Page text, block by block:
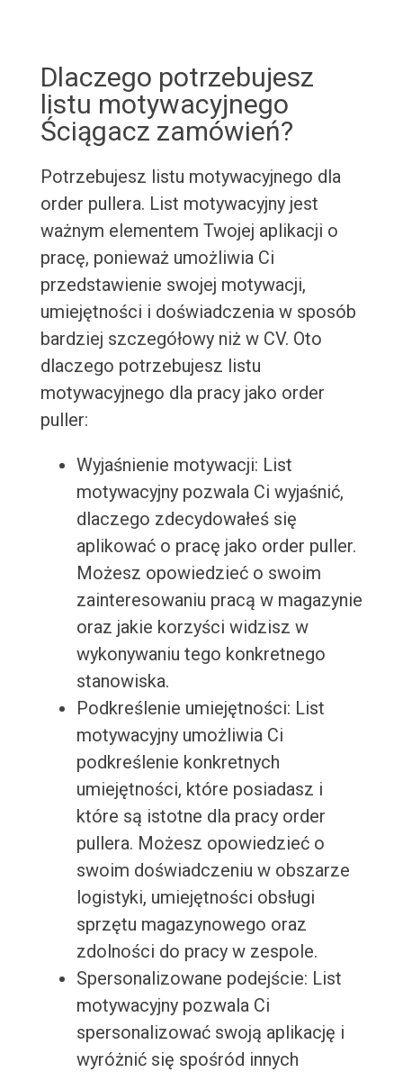
Dlaczego potrzebujesz
listu motywacyjnego
Ściągacz zamówień?
Potrzebujesz listu motywacyjnego dla
order pullera. List motywacyjny jest
ważnym elementem Twojej aplikacji o
pracę, ponieważ umożliwia Ci
przedstawienie swojej motywacji,
umiejętności i doświadczenia w sposób
bardziej szczegółowy niż w CV. Oto
dlaczego potrzebujesz listu
motywacyjnego dla pracy jako order
puller:
Wyjaśnienie motywacji: List
motywacyjny pozwala Ci wyjaśnić,
dlaczego zdecydowałeś się
aplikować o pracę jako order puller.
Możesz opowiedzieć o swoim
zainteresowaniu pracą w magazynie
oraz jakie korzyści widzisz w
wykonywaniu tego konkretnego
stanowiska.
Podkreślenie umiejętności: List
motywacyjny umożliwia Ci
podkreślenie konkretnych
umiejętności, które posiadasz i
które są istotne dla pracy order
pullera. Możesz opowiedzieć o
swoim doświadczeniu w obszarze
logistyki, umiejętności obsługi
sprzętu magazynowego oraz
zdolności do pracy w zespole.
Spersonalizowane podejście: List
motywacyjny pozwala Ci
spersonalizować swoją aplikację i
wyróżnić się spośród innych